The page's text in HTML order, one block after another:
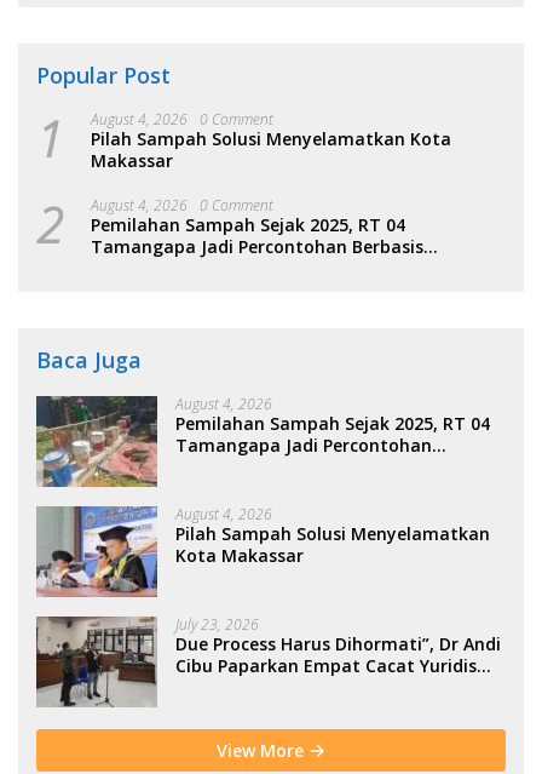
Popular Post
1 August 4, 2026 0 Comment
Pilah Sampah Solusi Menyelamatkan Kota
Makassar
2 August 4, 2026 0 Comment
Pemilahan Sampah Sejak 2025, RT 04
Tamangapa Jadi Percontohan Berbasis
Baca Juga
August 4, 2026
Pemilahan Sampah Sejak 2025, RT 04
Tamangapa Jadi Percontohan
August 4, 2026
Pilah Sampah Solusi Menyelamatkan
Kota Makassar
July 23, 2026
Due Process Harus Dihormati”, Dr Andi
Cibu Paparkan Empat Cacat Yuridis
View More